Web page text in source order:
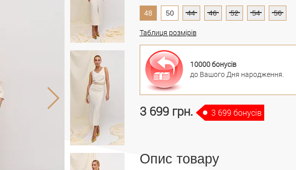
48 50 44 46 52 54 56
Таблиця розмірів
10000 бонусів
до Вашого Дня народження.
3 699 грн. 3 699 бонусів
Опис товару